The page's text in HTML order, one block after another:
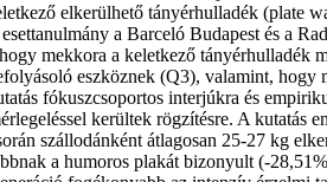
elkerülhető tányérhulladék (plate
a Barceló Budapest és a
mekkora a keletkező tányérhulladék
eszköznek (Q3), valamint, hogy
fókuszcsoportos interjúkra és
kerültek rögzítésre. A kutatás
szállodánként átlagosan 25-27 kg
a humoros plakát bizonyult (-